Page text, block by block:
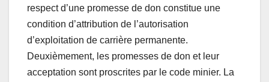
respect d’une promesse de don constitue une
condition d’attribution de l’autorisation
d’exploitation de carrière permanente.
Deuxièmement, les promesses de don et leur
acceptation sont proscrites par le code minier. La